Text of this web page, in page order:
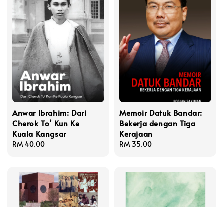
Anwar Ibrahim: Dari
Cherok To’ Kun Ke
Kuala Kangsar
Regular
RM 40.00
Memoir Datuk Bandar:
Bekerja dengan Tiga
Kerajaan
Regular
RM 35.00